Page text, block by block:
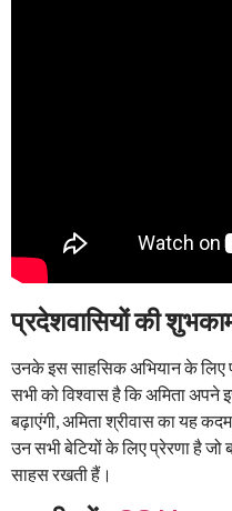
प्रदेशवासियों की
उनके इस साहसिक अभियान के लिए
सभी को विश्वास है कि अमिता
बढ़ाएंगी, अमिता श्रीवास का यह
उन सभी बेटियों के लिए प्रेरणा है
साहस रखती हैं।